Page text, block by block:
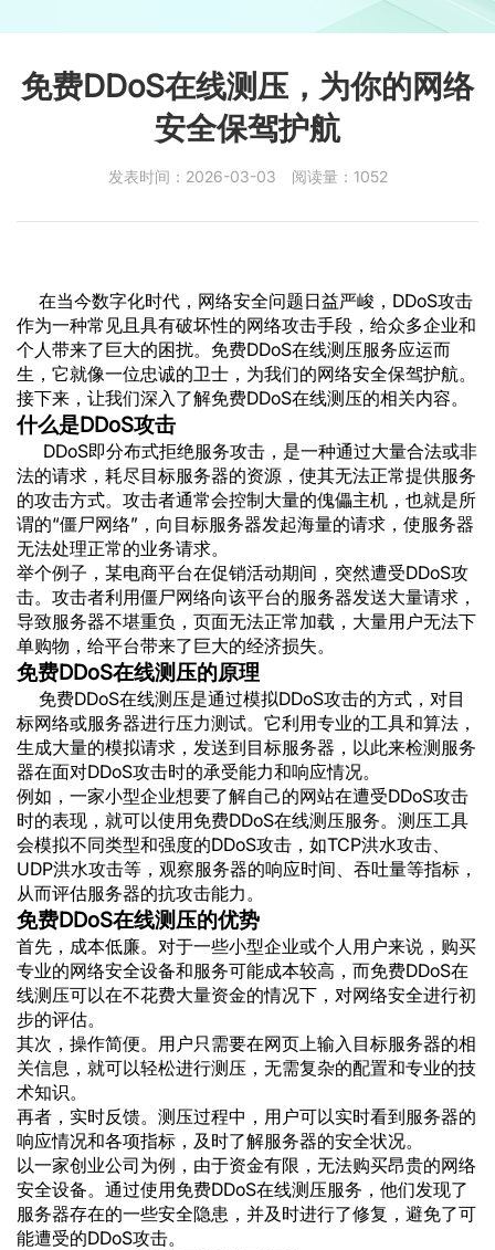
免费DDoS在线测压，为你的网络
安全保驾护航
发表时间：2026-03-03 阅读量：1052
在当今数字化时代，网络安全问题日益严峻，DDoS攻击
作为一种常见且具有破坏性的网络攻击手段，给众多企业和
个人带来了巨大的困扰。免费DDoS在线测压服务应运而
生，它就像一位忠诚的卫士，为我们的网络安全保驾护航。
接下来，让我们深入了解免费DDoS在线测压的相关内容。
什么是DDoS攻击
DDoS即分布式拒绝服务攻击，是一种通过大量合法或非
法的请求，耗尽目标服务器的资源，使其无法正常提供服务
的攻击方式。攻击者通常会控制大量的傀儡主机，也就是所
谓的“僵尸网络”，向目标服务器发起海量的请求，使服务器
无法处理正常的业务请求。
举个例子，某电商平台在促销活动期间，突然遭受DDoS攻
击。攻击者利用僵尸网络向该平台的服务器发送大量请求，
导致服务器不堪重负，页面无法正常加载，大量用户无法下
单购物，给平台带来了巨大的经济损失。
免费DDoS在线测压的原理
免费DDoS在线测压是通过模拟DDoS攻击的方式，对目
标网络或服务器进行压力测试。它利用专业的工具和算法，
生成大量的模拟请求，发送到目标服务器，以此来检测服务
器在面对DDoS攻击时的承受能力和响应情况。
例如，一家小型企业想要了解自己的网站在遭受DDoS攻击
时的表现，就可以使用免费DDoS在线测压服务。测压工具
会模拟不同类型和强度的DDoS攻击，如TCP洪水攻击、
UDP洪水攻击等，观察服务器的响应时间、吞吐量等指标，
从而评估服务器的抗攻击能力。
免费DDoS在线测压的优势
首先，成本低廉。对于一些小型企业或个人用户来说，购买
专业的网络安全设备和服务可能成本较高，而免费DDoS在
线测压可以在不花费大量资金的情况下，对网络安全进行初
步的评估。
其次，操作简便。用户只需要在网页上输入目标服务器的相
关信息，就可以轻松进行测压，无需复杂的配置和专业的技
术知识。
再者，实时反馈。测压过程中，用户可以实时看到服务器的
响应情况和各项指标，及时了解服务器的安全状况。
以一家创业公司为例，由于资金有限，无法购买昂贵的网络
安全设备。通过使用免费DDoS在线测压服务，他们发现了
服务器存在的一些安全隐患，并及时进行了修复，避免了可
能遭受的DDoS攻击。